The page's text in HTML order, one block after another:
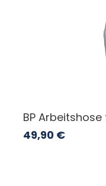
BP
49,90 €